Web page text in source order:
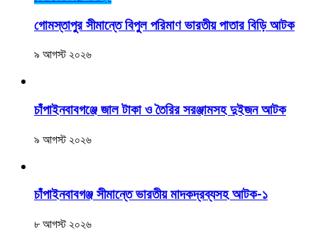
গোমস্তাপুর সীমান্তে বিপুল পরিমাণ ভারতীয় পাতার বিড়ি আটক
৯ আগস্ট ২০২৬
চাঁপাইনবাবগঞ্জে জাল টাকা ও তৈরির সরঞ্জামসহ দুইজন আটক
৯ আগস্ট ২০২৬
চাঁপাইনবাবগঞ্জ সীমান্তে ভারতীয় মাদকদ্রব্যসহ আটক-১
৮ আগস্ট ২০২৬